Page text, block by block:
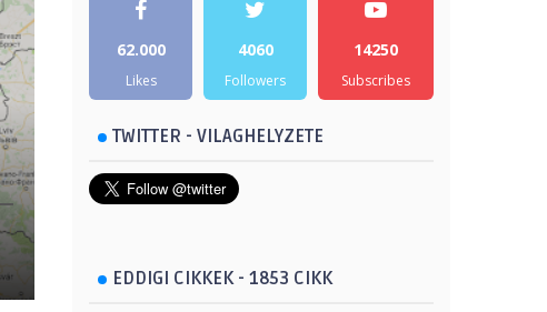
62.000
Likes
4060
Followers
14250
Subscribes
TWITTER - VILAGHELYZETE
EDDIGI CIKKEK - 1853 CIKK